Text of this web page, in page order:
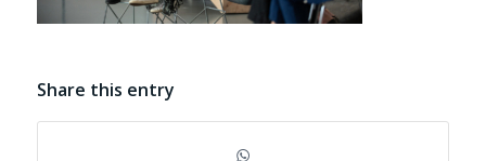
Share this entry